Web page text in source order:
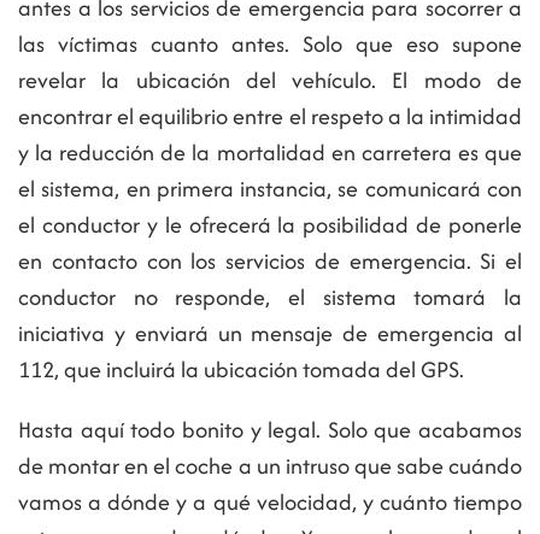
antes a los servicios de emergencia para socorrer a
las víctimas cuanto antes. Solo que eso supone
revelar la ubicación del vehículo. El modo de
encontrar el equilibrio entre el respeto a la intimidad
y la reducción de la mortalidad en carretera es que
el sistema, en primera instancia, se comunicará con
el conductor y le ofrecerá la posibilidad de ponerle
en contacto con los servicios de emergencia. Si el
conductor no responde, el sistema tomará la
iniciativa y enviará un mensaje de emergencia al
112, que incluirá la ubicación tomada del GPS.
Hasta aquí todo bonito y legal. Solo que acabamos
de montar en el coche a un intruso que sabe cuándo
vamos a dónde y a qué velocidad, y cuánto tiempo